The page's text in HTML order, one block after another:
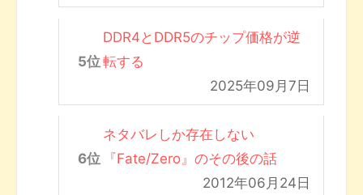
DDR4とDDR5のチップ価格が逆
転する
2025年09月7日
ネタバレしか存在しない
『Fate/Zero』のその後の話
2012年06月24日